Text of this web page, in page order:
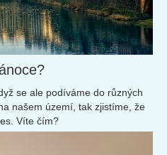
se ale podíváme do různých
našem území, tak zjistíme, že
Víte čím?